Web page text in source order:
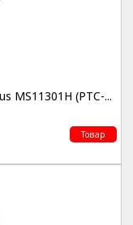
MS11301H (PTC-...
Товар